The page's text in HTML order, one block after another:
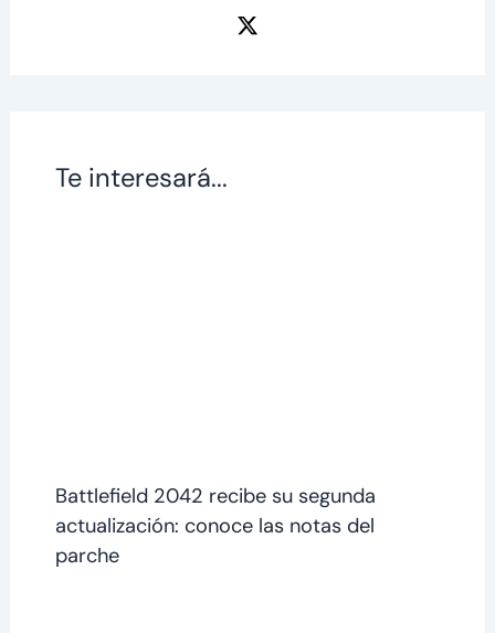
Te interesará...
Battlefield 2042 recibe su segunda
actualización: conoce las notas del
parche